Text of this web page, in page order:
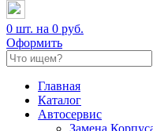
0 шт. на 0 руб.
Оформить
Главная
Каталог
Автосервис
Замена